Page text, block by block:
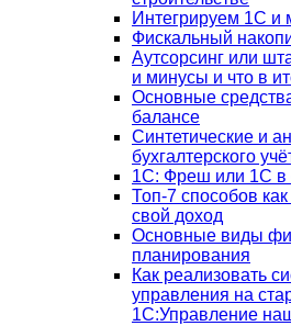
Интегрируем 1С и
Фискальный
Аутсорсинг или
и минусы и что в
Основные
балансе
Синтетические и
бухгалтерского
1C: Фреш или 1С в
Топ-7 способов
свой доход
Основные виды
планирования
Как реализовать
управления на
1С:Управление